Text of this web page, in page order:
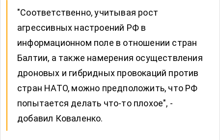
"Соответственно, учитывая рост
агрессивных настроений РФ в
информационном поле в отношении стран
Балтии, а также намерения осуществления
дроновых и гибридных провокаций против
стран НАТО, можно предположить, что РФ
попытается делать что-то плохое", -
добавил Коваленко.